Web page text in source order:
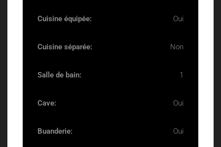
Cuisine équipée: Oui
Cuisine séparée: Non
Salle de bain: 1
Cave: Oui
Buanderie: Oui